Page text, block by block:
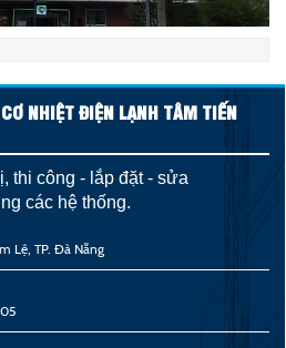
NHIỆT ĐIỆN LẠNH TÂM TIẾN
thi công - lắp đặt - sửa
các hệ thống.
Lệ, TP. Đà Nẵng